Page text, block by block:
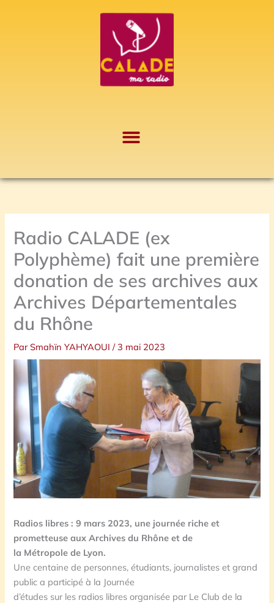
Radio CALADE (ex
Polyphème) fait une première
donation de ses archives aux
Archives Départementales
du Rhône
ParSmahïn YAHYAOUI/ 3 mai 2023
Radios libres : 9 mars 2023, une journée riche et
prometteuse aux Archives du Rhône et de
la Métropole de Lyon.
Une centaine de personnes, étudiants, journalistes et grand
public a participé à la Journée
d’études sur les radios libres organisée par Le Club de la